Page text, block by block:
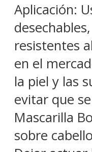
Aplicación:
resistentes
en el
la piel y las
evitar que
Mascarilla
sobre